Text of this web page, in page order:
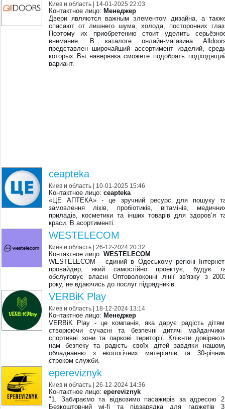
Киев и область | 14-01-2025 22:03
Контактное лицо: Менеджер
Двери являются важным элементом дизайна, а
спасают от лишнего шума, холода, посторонних
Поэтому их приобретению стоит уделить
внимание. В каталоге онлайн-магазина
представлен широчайший ассортимент изделий,
которых Вы наверняка сможете подобрать
вариант.
ceapteka
Киев и область | 10-01-2025 15:46
Контактное лицо:ceapteka
«ЦЕ АПТЕКА» - це зручний ресурс для пошуку
замовлення ліків, пробіотиків, вітамінів,
приладів, косметики та інших товарів для здоров’я
краси. В асортименті.
WESTELECOM
Киев и область | 26-12-2024 20:32
Контактное лицо:WESTELECOM
WESTELECOM― єдиний в Одеському регіоні
провайдер, який самостійно проектує, будує
обслуговує власні Оптоволоконні лінії зв'язку з
року, не вдаючись до послуг підрядників.
VERBiK Play
Киев и область | 18-12-2024 13:14
Контактное лицо: Менеджер
VERBiK Play - це компанія, яка дарує радість
створюючи сучасні та безпечні дитячі
спортивні зони та паркові території. Клієнти
нам безпеку та радість своїх дітей завдяки
обладнанню з екологічних матеріалів та 30-
строком служби.
epereviznyk
Киев и область | 26-12-2024 14:36
Контактное лицо:epereviznyk
"1. Забираємо та відвозимо пасажирів за адресою
Безкоштовний wi-fi та підзарядка для гаджетів